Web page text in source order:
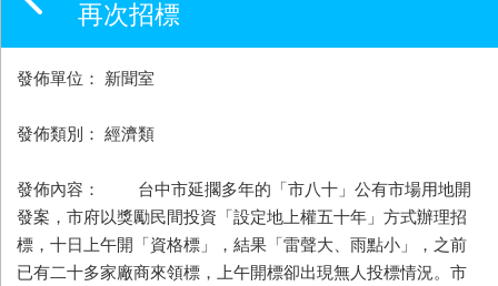
再次招標
發佈單位： 新聞室
發佈類別： 經濟類
發佈內容： 台中市延擱多年的「市八十」公有市場用地開
發案，市府以獎勵民間投資「設定地上權五十年」方式辦理招
標，十日上午開「資格標」，結果「雷聲大、雨點小」，之前
已有二十多家廠商來領標，上午開標卻出現無人投標情況。市